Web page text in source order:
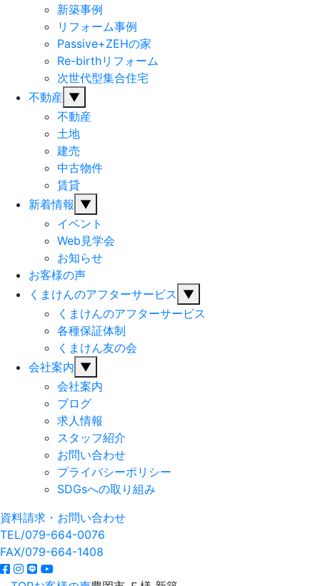
新築事例
リフォーム事例
Passive+ZEHの家
Re-birthリフォーム
次世代型集合住宅
不動産 ▼
不動産
土地
建売
中古物件
賃貸
新着情報 ▼
イベント
Web見学会
お知らせ
お客様の声
くまけんのアフターサービス ▼
くまけんのアフターサービス
各種保証体制
くまけん友の会
会社案内 ▼
会社案内
ブログ
求人情報
スタッフ紹介
お問い合わせ
プライバシーポリシー
SDGsへの取り組み
資料請求・お問い合わせ
TEL/079-664-0076
FAX/079-664-1408